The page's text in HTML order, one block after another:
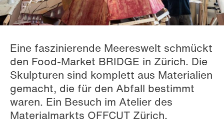
Eine faszinierende Meereswelt schmückt
den Food-Market BRIDGE in Zürich. Die
Skulpturen sind komplett aus Materialien
gemacht, die für den Abfall bestimmt
waren. Ein Besuch im Atelier des
Materialmarkts OFFCUT Zürich.